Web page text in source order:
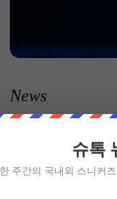
News
렐라,슈톡
주간의 국내외 스니커